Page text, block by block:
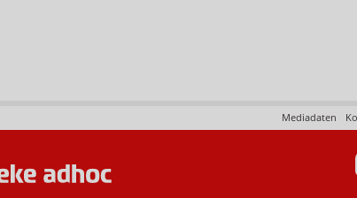
Mediadaten